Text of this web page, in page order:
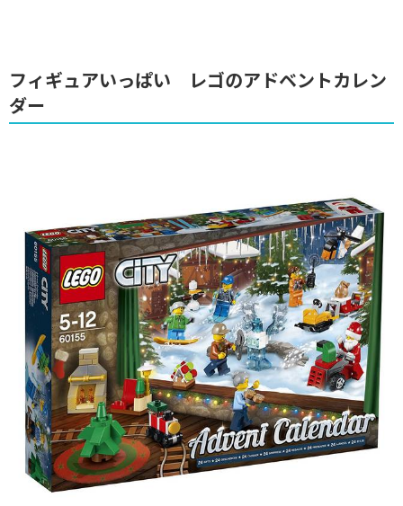
フィギュアいっぱい レゴのアドベントカレン
ダー